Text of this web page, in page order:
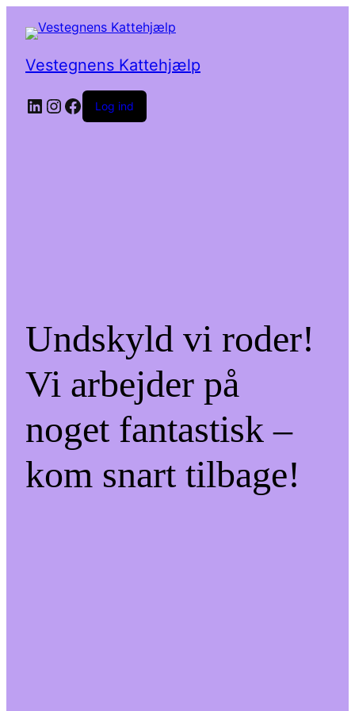
Vestegnens Kattehjælp
LinkedIn
Instagram
Facebook
Log ind
Undskyld vi roder!
Vi arbejder på
noget fantastisk –
kom snart tilbage!